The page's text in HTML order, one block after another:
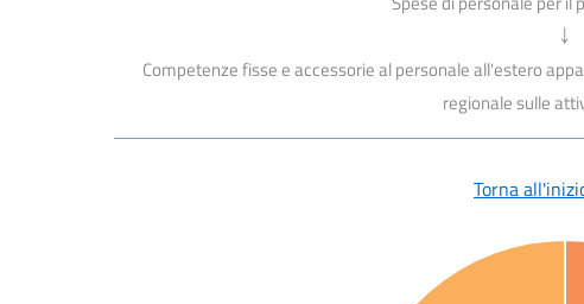
￬
Competenze fisse e accessorie al personale all'estero
regionale sulle
Torna